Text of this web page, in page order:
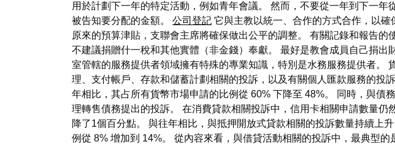
用於計劃下一年的特定活動，例如青年會議。 然而，不要從一年到下一
被告知要分配的金額。 公司登記 它與主教以統一、合作的方式合作，以
原來的預算津貼，支聯會主席將確保做出公平的調整。 有關記錄和報告
不建議捐贈什一稅和其他實體（非金錢）奉獻。 最好是教會成員自己捐
室管轄的服務提供者領域擁有特殊的專業知識，特別是水務服務提供者。
理、支付帳戶、存款和儲蓄計劃相關的投訴，以及有關個人匯款服務的投
年相比，其占所有貨幣市場申請的比例從 60% 下降至 48%。 同時，與
理轉售債務提出的投訴。 在消費貸款相關投訴中，信用卡相關申請數量
降了1個百分點。 與往年相比，與抵押開放式貸款相關的投訴數量持續上
例從 8% 增加到 14%。 從內容來看，與借貸活動相關的投訴中，最典型